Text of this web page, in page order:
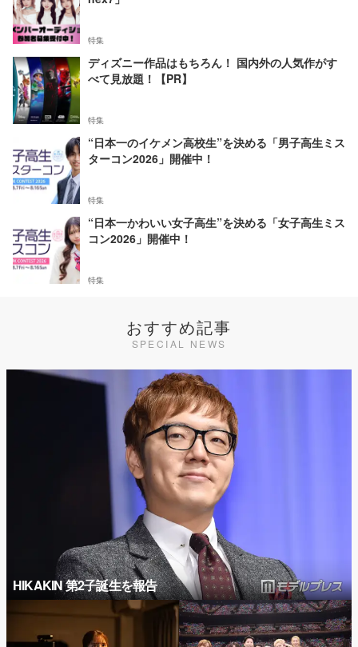
特集
ディズニー作品はもちろん！ 国内外の人気作がす
べて見放題！【PR】
特集
“日本一のイケメン高校生”を決める「男子高生ミス
ターコン2026」開催中！
特集
“日本一かわいい女子高生”を決める「女子高生ミス
コン2026」開催中！
特集
おすすめ記事
SPECIAL NEWS
HIKAKIN 第2子誕生を報告